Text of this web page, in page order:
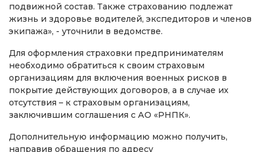
подвижной состав. Также страхованию подлежат
жизнь и здоровье водителей, экспедиторов и членов
экипажа», - уточнили в ведомстве.
Для оформления страховки предпринимателям
необходимо обратиться к своим страховым
организациям для включения военных рисков в
покрытие действующих договоров, а в случае их
отсутствия – к страховым организациям,
заключившим соглашения с АО «РНПК».
Дополнительную информацию можно получить,
направив обращения по адресу